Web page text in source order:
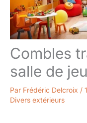
Combles
salle de
Par Frédéric Delcroix /
Divers extérieurs